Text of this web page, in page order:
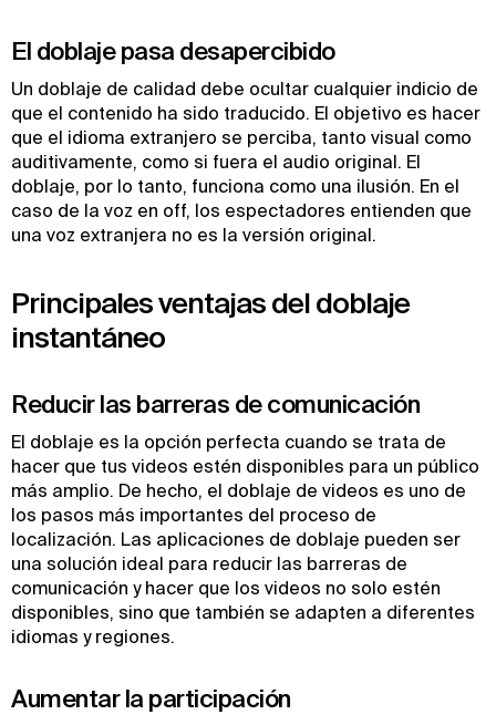
El doblaje pasa desapercibido
Un doblaje de calidad debe ocultar cualquier indicio de
que el contenido ha sido traducido. El objetivo es hacer
que el idioma extranjero se perciba, tanto visual como
auditivamente, como si fuera el audio original. El
doblaje, por lo tanto, funciona como una ilusión. En el
caso de la voz en off, los espectadores entienden que
una voz extranjera no es la versión original.
Principales ventajas del doblaje
instantáneo
Reducir las barreras de comunicación
El doblaje es la opción perfecta cuando se trata de
hacer que tus videos estén disponibles para un público
más amplio. De hecho, el doblaje de videos es uno de
los pasos más importantes del proceso de
localización. Las aplicaciones de doblaje pueden ser
una solución ideal para reducir las barreras de
comunicación y hacer que los videos no solo estén
disponibles, sino que también se adapten a diferentes
idiomas y regiones.
Aumentar la participación